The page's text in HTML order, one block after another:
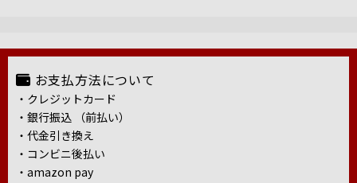
お支払方法について
・クレジットカード
・銀行振込 （前払い）
・代金引き換え
・コンビニ後払い
・amazon pay